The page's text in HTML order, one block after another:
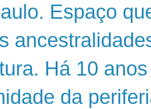
Espaço
Há 10
da